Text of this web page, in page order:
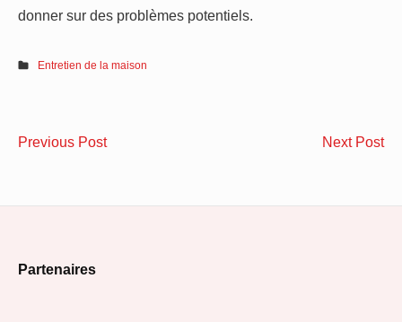
donner sur des problèmes potentiels.
Entretien de la maison
Navigation
Previous PostComment
Next Post
Partenaires